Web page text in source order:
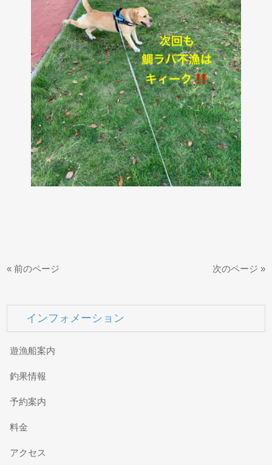
« 前のページ 次のページ »
インフォメーション
遊漁船案内
釣果情報
予約案内
料金
アクセス